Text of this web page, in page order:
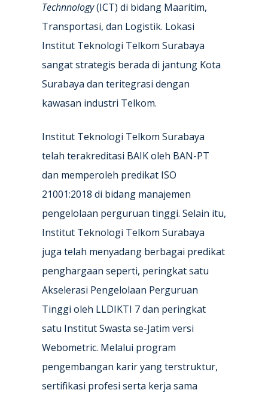
Technnology(ICT) di bidang Maaritim,
Transportasi, dan Logistik. Lokasi
Institut Teknologi Telkom Surabaya
sangat strategis berada di jantung Kota
Surabaya dan teritegrasi dengan
kawasan industri Telkom.
Institut Teknologi Telkom Surabaya
telah terakreditasi BAIK oleh BAN-PT
dan memperoleh predikat ISO
21001:2018 di bidang manajemen
pengelolaan perguruan tinggi. Selain itu,
Institut Teknologi Telkom Surabaya
juga telah menyadang berbagai predikat
penghargaan seperti, peringkat satu
Akselerasi Pengelolaan Perguruan
Tinggi oleh LLDIKTI 7 dan peringkat
satu Institut Swasta se-Jatim versi
Webometric. Melalui program
pengembangan karir yang terstruktur,
sertifikasi profesi serta kerja sama